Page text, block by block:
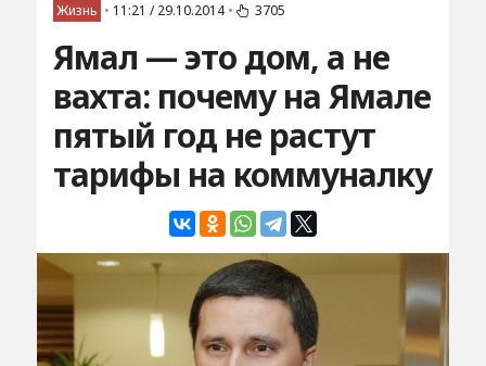
Жизнь • 11:21 / 29.10.2014 • 3705
Ямал — это дом, а не
вахта: почему на Ямале
пятый год не растут
тарифы на коммуналку